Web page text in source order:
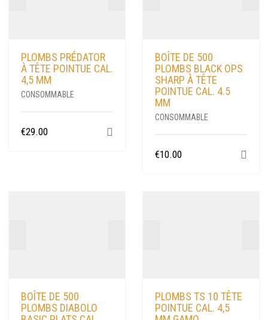
PLOMBS PRÉDATOR
À TÊTE POINTUE CAL.
4,5 MM
CONSOMMABLE
€29.00
BOÎTE DE 500
PLOMBS BLACK OPS
SHARP À TÊTE
POINTUE CAL. 4.5
MM
CONSOMMABLE
€10.00
BOÎTE DE 500
PLOMBS DIABOLO
PLOMBS TS 10 TÊTE
POINTUE CAL. 4,5